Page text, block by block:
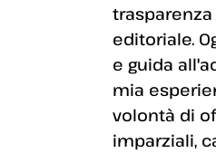
editoriale.
e guida
mia
volontà di
imparziali,